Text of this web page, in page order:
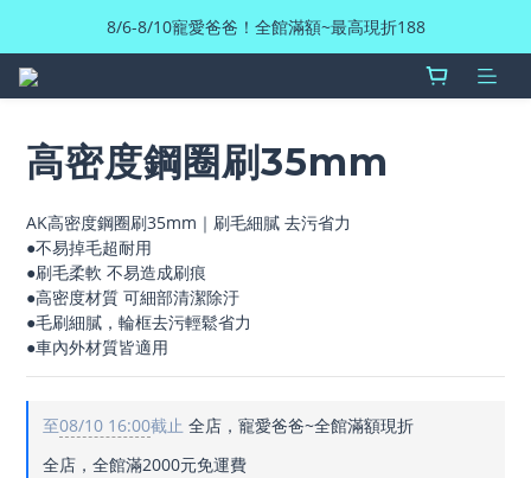
8/6-8/10寵愛爸爸！全館滿額~最高現折188
高密度鋼圈刷35mm
AK高密度鋼圈刷35mm｜刷毛細膩 去污省力
●不易掉毛超耐用
●刷毛柔軟 不易造成刷痕
●高密度材質 可細部清潔除汙
●毛刷細膩，輪框去污輕鬆省力
●車內外材質皆適用
至08/10 16:00截止 全店，寵愛爸爸~全館滿額現折
全店，全館滿2000元免運費